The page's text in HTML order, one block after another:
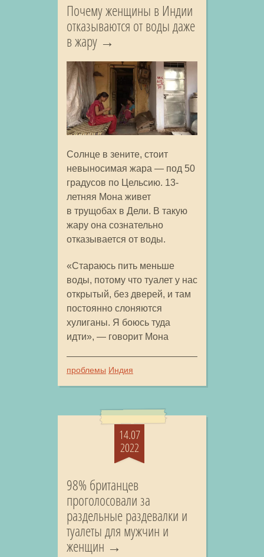
Почему женщины в Индии
отказываются от воды даже
в жару
Солнце в зените, стоит
невыносимая жара — под 50
градусов по Цельсию. 13-
летняя Мона живет
в трущобах в Дели. В такую
жару она сознательно
отказывается от воды.
«Стараюсь пить меньше
воды, потому что туалет у нас
открытый, без дверей, и там
постоянно слоняются
хулиганы. Я боюсь туда
идти», — говорит Мона
проблемы Индия
14.07
2022
98% британцев
проголосовали за
раздельные раздевалки и
туалеты для мужчин и
женщин